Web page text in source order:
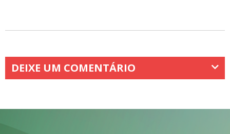
DEIXE UM COMENTÁRIO